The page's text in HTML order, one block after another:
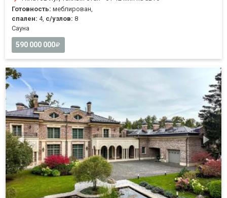
Готовность: меблирован,
спален: 4, с/узлов: 8
Cауна
590 000 000